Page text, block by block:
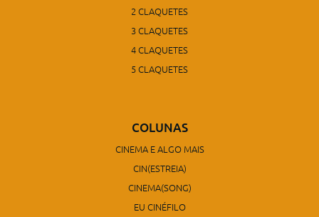
2 CLAQUETES
3 CLAQUETES
4 CLAQUETES
5 CLAQUETES
COLUNAS
CINEMA E ALGO MAIS
CIN(ESTREIA)
CINEMA(SONG)
EU CINÉFILO